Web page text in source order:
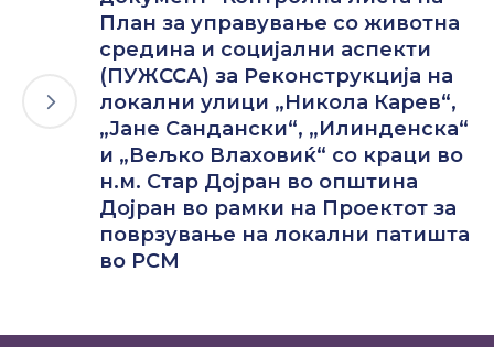
План за управување со животна
средина и социјални аспекти
(ПУЖССА) за Реконструкција на
локални улици „Никола Карев“,
„Јане Сандански“, „Илинденска“
и „Вељко Влаховиќ“ со краци во
н.м. Стар Дојран во општина
Дојран во рамки на Проектот за
поврзување на локални патишта
во РСМ